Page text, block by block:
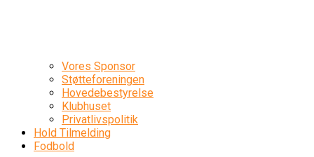
Vores Sponsor
Støtteforeningen
Hovedebestyrelse
Klubhuset
Privatlivspolitik
Hold Tilmelding
Fodbold